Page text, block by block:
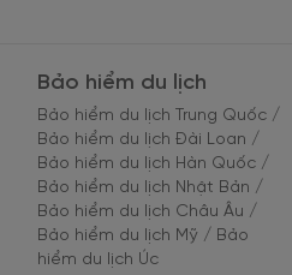
Bảo hiểm du lịch
Bảo hiểm du lịch Trung Quốc /
Bảo hiểm du lịch Đài Loan /
Bảo hiểm du lịch Hàn Quốc /
Bảo hiểm du lịch Nhật Bản /
Bảo hiểm du lịch Châu Âu /
Bảo hiểm du lịch Mỹ / Bảo
hiểm du lịch Úc